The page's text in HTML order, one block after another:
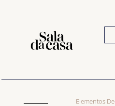
Elementos